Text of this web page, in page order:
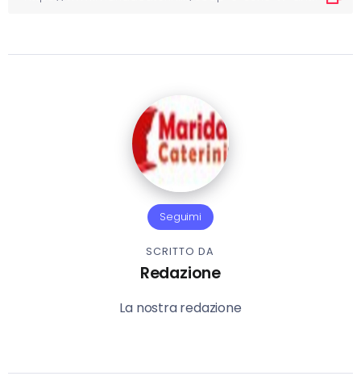
Seguimi
SCRITTO DA
Redazione
La nostra redazione